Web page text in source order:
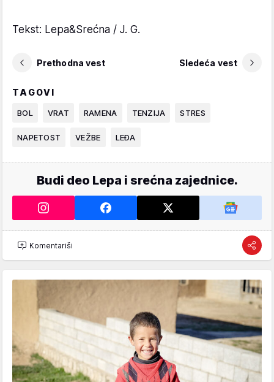
Tekst: Lepa&Srećna / J. G.
Prethodna vest Sledeća vest
TAGOVI
BOL VRAT RAMENA TENZIJA STRES
NAPETOST VEŽBE LEĐA
Budi deo Lepa i srećna zajednice.
Komentariši